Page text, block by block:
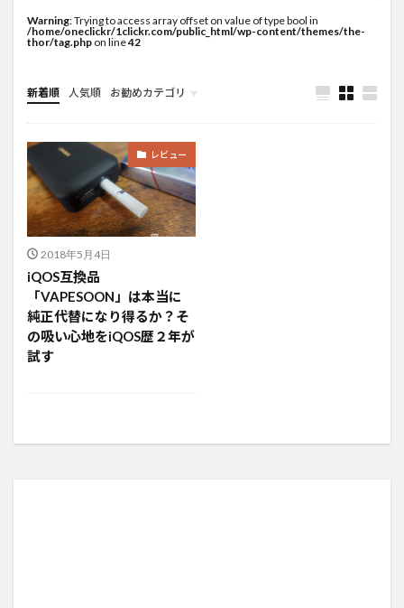
Warning: Trying to access array offset on value of type bool in
/home/oneclickr/1clickr.com/public_html/wp-content/themes/the-
thor/tag.php on line42
新着順 人気順 お勧めカテゴリ
未分類
レビュー
2018年5月4日
iQOS互換品
「VAPESOON」は本当に
純正代替になり得るか？そ
の吸い心地をiQOS歴２年が
試す